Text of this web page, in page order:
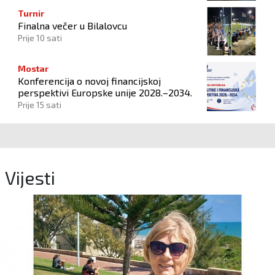
Turnir
Finalna večer u Bilalovcu
Prije 10 sati
Mostar
Konferencija o novoj financijskoj
perspektivi Europske unije 2028.–2034.
Prije 15 sati
Vijesti